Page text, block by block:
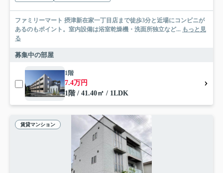
ファミリーマート 摂津新在家一丁目店まで徒歩3分と近場にコンビニが
あるのもポイント。室内設備は浴室乾燥機・洗面所独立など... もっと見
る
募集中の部屋
1階
7.4万円
1階 / 41.40㎡ / 1LDK
賃貸マンション